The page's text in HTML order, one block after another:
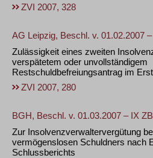
ZVI 2007, 328
AG Leipzig, Beschl. v. 01.02.2007
Zulässigkeit eines zweiten
verspätetem oder unvollständigem
Restschuldbefreiungsantrag im
ZVI 2007, 280
BGH, Beschl. v. 01.03.2007 – IX
Zur Insolvenzverwaltervergütung
vermögenslosen Schuldners nach
Schlussberichts